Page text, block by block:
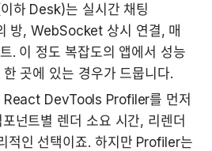
하 Desk)는 실시간 채팅
방, WebSocket 상시 연결, 매
. 이 정도 복잡도의 앱에서 성능
곳에 있는 경우가 드뭅니다.
React DevTools Profiler를 먼저
넌트별 렌더 소요 시간, 리렌더
적인 선택이죠. 하지만 Profiler는